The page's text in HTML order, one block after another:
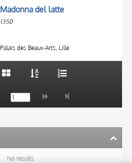
Madonna del latte
1350
Palais des Beaux-Arts, Lille
OBJECT
No results